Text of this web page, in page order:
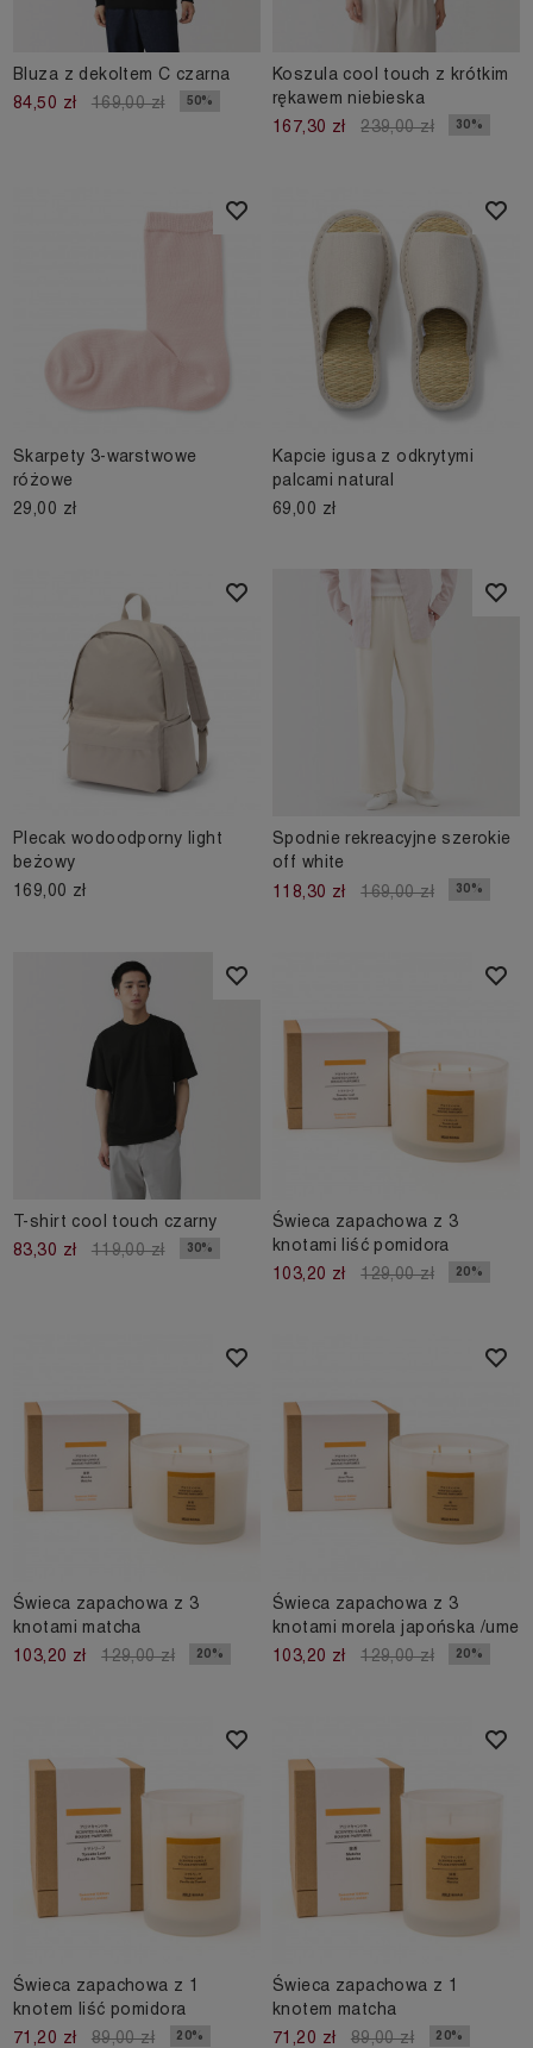
Bluza z dekoltem C czarna
84,50 zł
169,00 zł 50%
Koszula cool touch z krótkim
rękawem niebieska
167,30 zł
239,00 zł 30%
Skarpety 3-warstwowe
różowe
29,00 zł
Kapcie igusa z odkrytymi
palcami natural
69,00 zł
Plecak wodoodporny light
beżowy
169,00 zł
Spodnie rekreacyjne szerokie
off white
118,30 zł
169,00 zł 30%
T-shirt cool touch czarny
83,30 zł
119,00 zł 30%
Świeca zapachowa z 3
knotami liść pomidora
103,20 zł
129,00 zł 20%
Świeca zapachowa z 3
knotami matcha
103,20 zł
129,00 zł 20%
Świeca zapachowa z 3
knotami morela japońska /ume
103,20 zł
129,00 zł 20%
Świeca zapachowa z 1
knotem liść pomidora
71,20 zł
89,00 zł 20%
Świeca zapachowa z 1
knotem matcha
71,20 zł
89,00 zł 20%